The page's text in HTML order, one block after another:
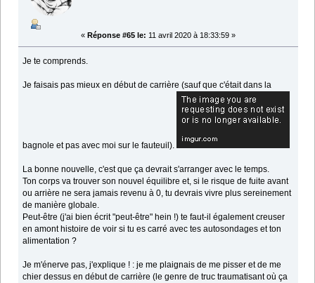
« Réponse #65 le: 11 avril 2020 à 18:33:59 »
Je te comprends.
Je faisais pas mieux en début de carrière (sauf que c'était dans la
bagnole et pas avec moi sur le fauteuil).
La bonne nouvelle, c'est que ça devrait s'arranger avec le temps.
Ton corps va trouver son nouvel équilibre et, si le risque de fuite avant
ou arrière ne sera jamais revenu à 0, tu devrais vivre plus sereinement
de manière globale.
Peut-être (j'ai bien écrit "peut-être" hein !) te faut-il également creuser
en amont histoire de voir si tu es carré avec tes autosondages et ton
alimentation ?
Je m'énerve pas, j'explique ! : je me plaignais de me pisser et de me
chier dessus en début de carrière (le genre de truc traumatisant où ça